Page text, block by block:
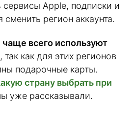
сервисы Apple, подписки и
сменить регион аккаунта.
чаще всего используют
, так как для этих регионов
подарочные карты.
страну выбрать при
уже рассказывали.